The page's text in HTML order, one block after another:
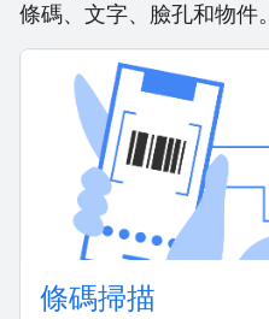
條碼、文字、臉孔和物件。
條碼掃描